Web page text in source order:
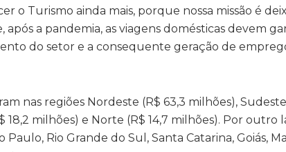
o Turismo ainda mais, porque nossa missão é
a pandemia, as viagens domésticas devem
do setor e a consequente geração de
nas regiões Nordeste (R$ 63,3 milhões),
milhões) e Norte (R$ 14,7 milhões). Por outro
Rio Grande do Sul, Santa Catarina, Goiás,